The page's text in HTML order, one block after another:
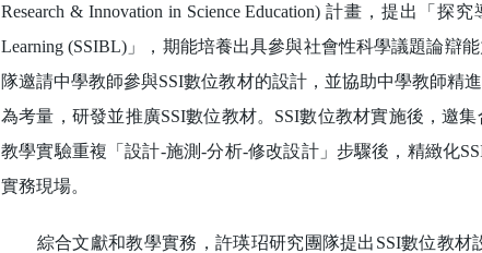
Research & Innovation in Science Education) 計畫，提出「探
Learning (SSIBL)」，期能培養出具參與社會性科學議題論辯
隊邀請中學教師參與SSI數位教材的設計，並協助中學教師精
為考量，研發並推廣SSI數位教材。SSI數位教材實施後，邀
教學實驗重複「設計-施測-分析-修改設計」步驟後，精緻化
實務現場。
綜合文獻和教學實務，許瑛玿研究團隊提出SSI數位教材